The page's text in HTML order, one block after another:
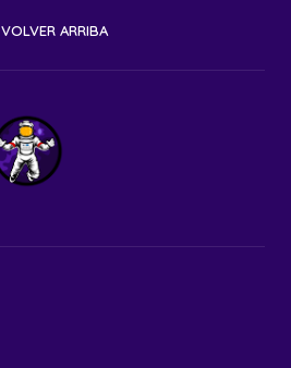
VOLVER ARRIBA